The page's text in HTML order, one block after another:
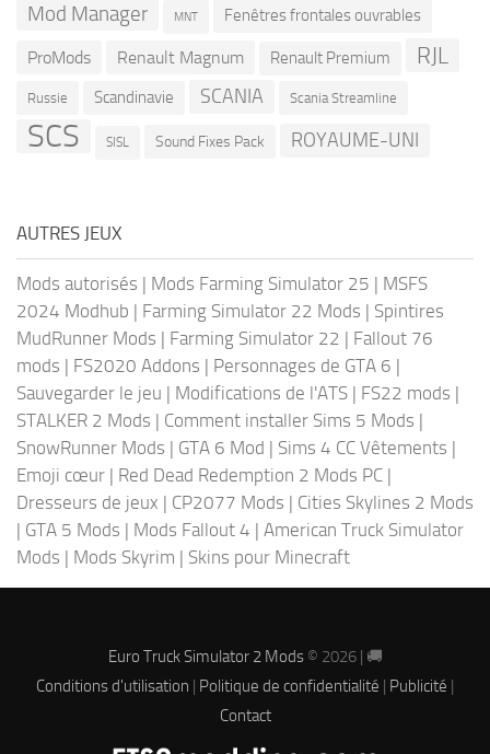
Mod Manager MNT Fenêtres frontales ouvrables
ProMods Renault Magnum Renault Premium RJL
Russie Scandinavie SCANIA Scania Streamline
SCS SISL Sound Fixes Pack ROYAUME-UNI
AUTRES JEUX
Mods autorisés | Mods Farming Simulator 25 | MSFS
2024 Modhub | Farming Simulator 22 Mods | Spintires
MudRunner Mods | Farming Simulator 22 | Fallout 76
mods | FS2020 Addons | Personnages de GTA 6 |
Sauvegarder le jeu | Modifications de l'ATS | FS22 mods |
STALKER 2 Mods | Comment installer Sims 5 Mods |
SnowRunner Mods | GTA 6 Mod | Sims 4 CC Vêtements |
Emoji cœur | Red Dead Redemption 2 Mods PC |
Dresseurs de jeux | CP2077 Mods | Cities Skylines 2 Mods
| GTA 5 Mods | Mods Fallout 4 | American Truck Simulator
Mods | Mods Skyrim | Skins pour Minecraft
Euro Truck Simulator 2 Mods© 2026 | 🚚
Conditions d'utilisation | Politique de confidentialité | Publicité |
Contact